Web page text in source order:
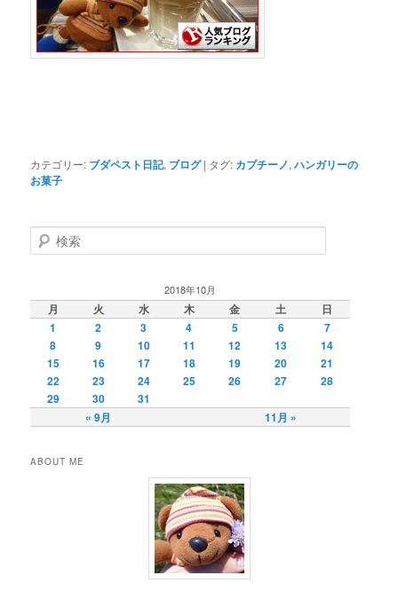
カテゴリー: ブダペスト日記, ブログ | タグ: カプチーノ,ハンガリーの
お菓子
検
索
2018年10月
月 火 水 木 金 土 日
« 9月 11月 »
1 2 3 4 5 6
7
8
9 10 11 12 13
14
15
16 17 18 19 20
21
22
23 24 25 26 27
28
29
30 31
ABOUT ME